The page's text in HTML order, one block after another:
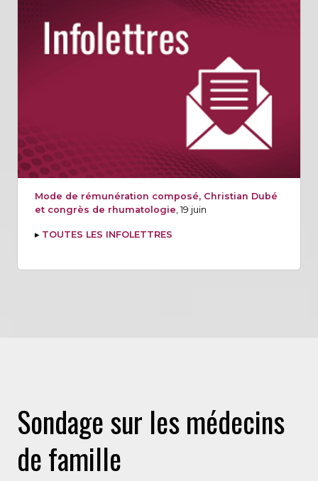
Mode de rémunération composé, Christian Dubé
et congrès de rhumatologie , 19 juin
▸ TOUTES LES INFOLETTRES
Sondage sur les médecins
de famille